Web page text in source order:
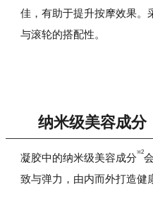
佳，有助于提升按摩效果。
与滚轮的搭配性。
纳米级美容成分
凝胶中的纳米级美容成分※2
致与弹力，由内而外打造健